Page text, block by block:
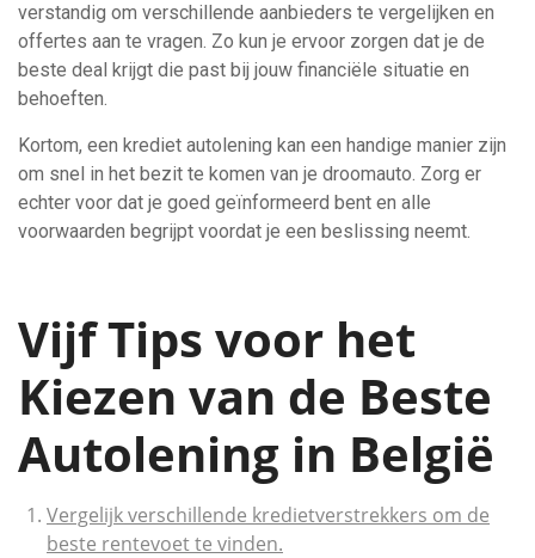
verstandig om verschillende aanbieders te vergelijken en
offertes aan te vragen. Zo kun je ervoor zorgen dat je de
beste deal krijgt die past bij jouw financiële situatie en
behoeften.
Kortom, een krediet autolening kan een handige manier zijn
om snel in het bezit te komen van je droomauto. Zorg er
echter voor dat je goed geïnformeerd bent en alle
voorwaarden begrijpt voordat je een beslissing neemt.
Vijf Tips voor het
Kiezen van de Beste
Autolening in België
Vergelijk verschillende kredietverstrekkers om de
beste rentevoet te vinden.